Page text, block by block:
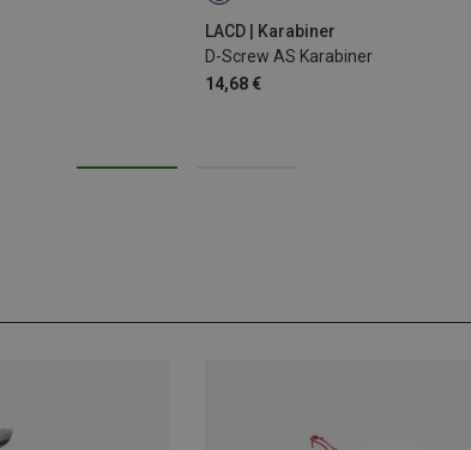
LACD | Karabiner
D-Screw AS Karabiner
14,68 €